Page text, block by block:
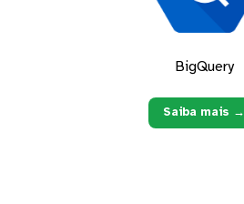
BigQuery
Saiba mais →